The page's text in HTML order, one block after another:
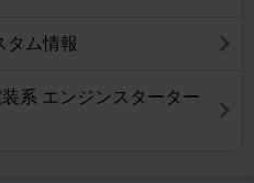
タム情報
系 エンジンスターター